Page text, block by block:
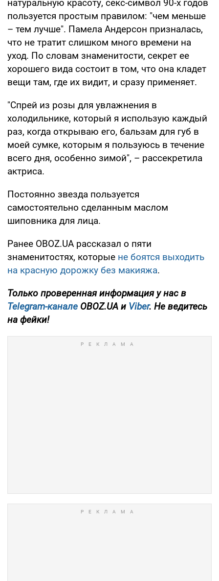
натуральную красоту, секс-символ 90-х годов
пользуется простым правилом: "чем меньше
– тем лучше". Памела Андерсон призналась,
что не тратит слишком много времени на
уход. По словам знаменитости, секрет ее
хорошего вида состоит в том, что она кладет
вещи там, где их видит, и сразу применяет.
"Спрей из розы для увлажнения в
холодильнике, который я использую каждый
раз, когда открываю его, бальзам для губ в
моей сумке, которым я пользуюсь в течение
всего дня, особенно зимой", – рассекретила
актриса.
Постоянно звезда пользуется
самостоятельно сделанным маслом
шиповника для лица.
Ранее OBOZ.UA рассказал о пяти
знаменитостях, которые не боятся выходить
на красную дорожку без макияжа.
Только проверенная информация у нас в
Telegram-канале OBOZ.UA и Viber. Не ведитесь
на фейки!